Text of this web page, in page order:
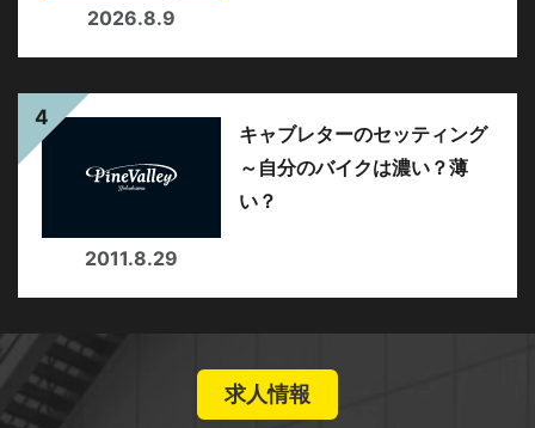
2026.8.9
2011.8.29
キャブレターのセッティング
～自分のバイクは濃い？薄
い？
求人情報